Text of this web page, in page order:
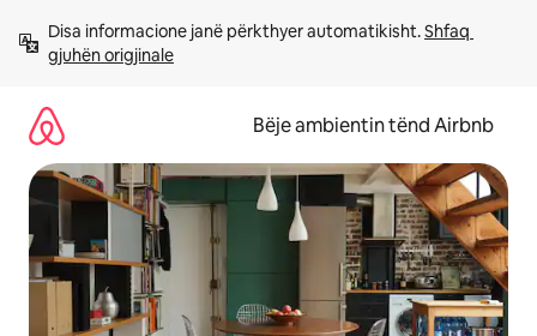
përmbajtja
Disa informacione janë përkthyer automatikisht. Shfaq
gjuhën origjinale
Bëje ambientin tënd Airbnb